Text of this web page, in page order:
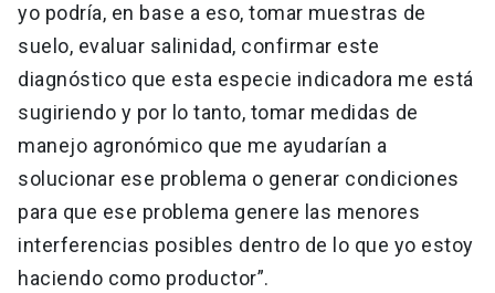
yo podría, en base a eso, tomar muestras de
suelo, evaluar salinidad, confirmar este
diagnóstico que esta especie indicadora me está
sugiriendo y por lo tanto, tomar medidas de
manejo agronómico que me ayudarían a
solucionar ese problema o generar condiciones
para que ese problema genere las menores
interferencias posibles dentro de lo que yo estoy
haciendo como productor”.